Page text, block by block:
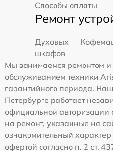
Способы оплаты
Ремонт
Духовых
шкафов
Мы занимаемся ремонтом и
обслуживанием техники
гарантийного периода.
Петербурге работает
официальной авторизации
на ремонт, указанные на
ознакомительный
офертой согласно п. 2 ст.